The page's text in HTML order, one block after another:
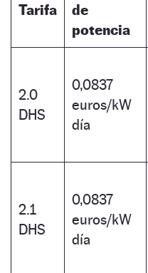
Tarifa
de
potencia
2.0
DHS
0,0837
euros/kW
día
2.1
DHS
0,0837
euros/kW
día